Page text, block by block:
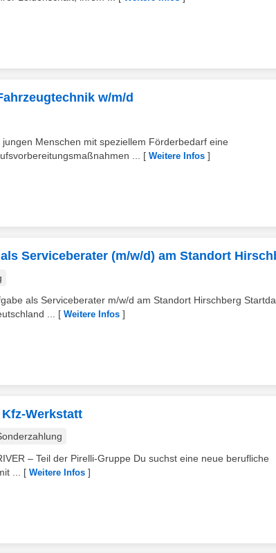
w/m/d
Menschen mit speziellem Förderbedarf eine
...
[ Weitere Infos ]
Serviceberater (m/w/d) am Standort
als Serviceberater m/w/d am Standort Hirschberg
...
[ Weitere Infos ]
Werkstatt
– Teil der Pirelli-Gruppe Du suchst eine neue berufliche
...
[ Weitere Infos ]